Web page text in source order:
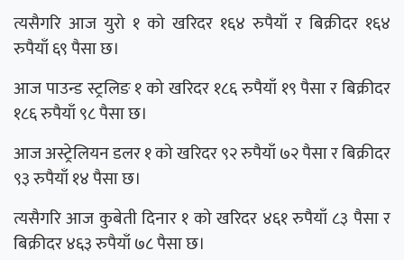
त्यसैगरि आज युरो १ को खरिदर १६४ रुपैयाँ र बिक्रीदर १६४
रुपैयाँ ६९ पैसा छ।
आज पाउन्ड स्ट्रलिङ १ को खरिदर १८६ रुपैयाँ १९ पैसा र बिक्रीदर
१८६ रुपैयाँ ९८ पैसा छ।
आज अस्ट्रेलियन डलर १ को खरिदर ९२ रुपैयाँ ७२ पैसा र बिक्रीदर
९३ रुपैयाँ १४ पैसा छ।
त्यसैगरि आज कुबेती दिनार १ को खरिदर ४६१ रुपैयाँ ८३ पैसा र
बिक्रीदर ४६३ रुपैयाँ ७८ पैसा छ।